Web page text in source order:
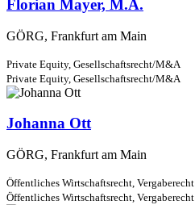
Florian Mayer, M.A.
GÖRG, Frankfurt am Main
Private Equity, Gesellschaftsrecht/M&A
Private Equity, Gesellschaftsrecht/M&A
Johanna Ott
GÖRG, Frankfurt am Main
Öffentliches Wirtschaftsrecht, Vergaberecht
Öffentliches Wirtschaftsrecht, Vergaberecht